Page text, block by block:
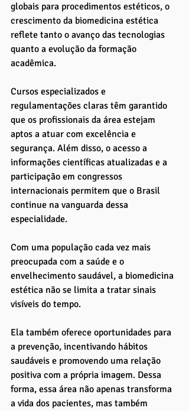
globais para procedimentos estéticos, o
crescimento da biomedicina estética
reflete tanto o avanço das tecnologias
quanto a evolução da formação
acadêmica.
Cursos especializados e
regulamentações claras têm garantido
que os profissionais da área estejam
aptos a atuar com excelência e
segurança. Além disso, o acesso a
informações científicas atualizadas e a
participação em congressos
internacionais permitem que o Brasil
continue na vanguarda dessa
especialidade.
Com uma população cada vez mais
preocupada com a saúde e o
envelhecimento saudável, a biomedicina
estética não se limita a tratar sinais
visíveis do tempo.
Ela também oferece oportunidades para
a prevenção, incentivando hábitos
saudáveis e promovendo uma relação
positiva com a própria imagem. Dessa
forma, essa área não apenas transforma
a vida dos pacientes, mas também